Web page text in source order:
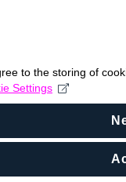
to the storing of
Settings